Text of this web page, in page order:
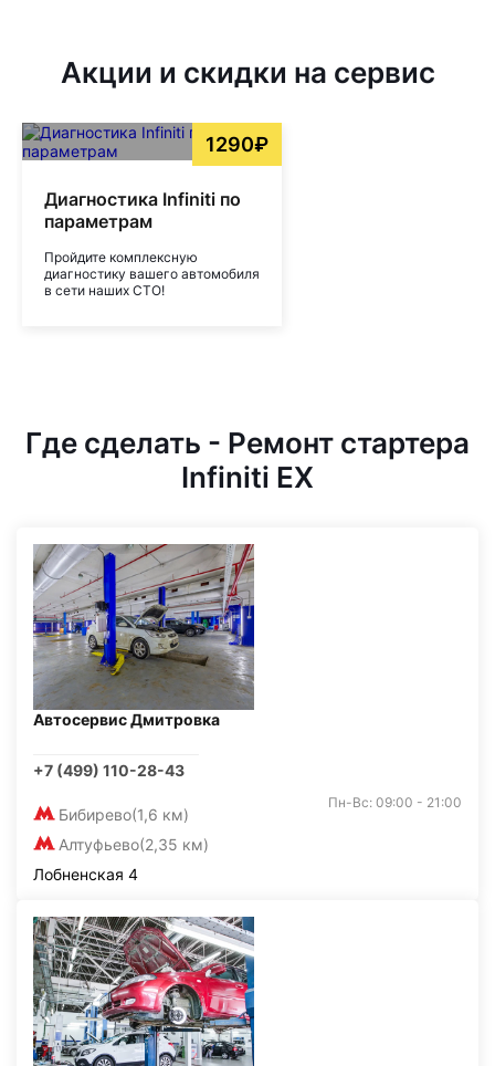
Акции и скидки на сервис
1290₽
Диагностика Infiniti по
параметрам
Пройдите комплексную
диагностику вашего автомобиля
в сети наших СТО!
Где сделать - Ремонт стартера
Infiniti EX
Автосервис Дмитровка
+7 (499) 110-28-43
Бибирево(1,6 км)
Алтуфьево(2,35 км)
Пн-Вс: 09:00 - 21:00
Лобненская 4